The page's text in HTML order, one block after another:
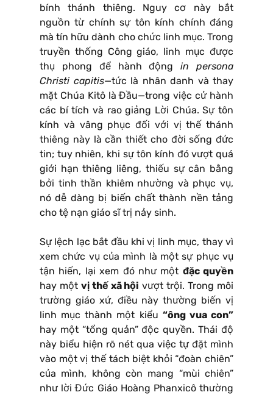
bính thánh thiêng. Nguy cơ này bắt
nguồn từ chính sự tôn kính chính đáng
mà tín hữu dành cho chức linh mục. Trong
truyền thống Công giáo, linh mục được
thụ phong để hành độngin persona
Christi capitis—tức là nhân danh và thay
mặt Chúa Kitô là Đầu—trong việc cử hành
các bí tích và rao giảng Lời Chúa. Sự tôn
kính và vâng phục đối với vị thế thánh
thiêng này là cần thiết cho đời sống đức
tin; tuy nhiên, khi sự tôn kính đó vượt quá
giới hạn thiêng liêng, thiếu sự cân bằng
bởi tinh thần khiêm nhường và phục vụ,
nó dễ dàng bị biến chất thành nền tảng
cho tệ nạn giáo sĩ trị nảy sinh.
Sự lệch lạc bắt đầu khi vị linh mục, thay vì
xem chức vụ của mình là một sự phục vụ
tận hiến, lại xem đó như một đặc quyền
hay một vị thế xã hội vượt trội. Trong môi
trường giáo xứ, điều này thường biến vị
linh mục thành một kiểu “ông vua con”
hay một “tổng quản” độc quyền. Thái độ
này biểu hiện rõ nét qua việc tự đặt mình
vào một vị thế tách biệt khỏi “đoàn chiên”
của mình, không còn mang “mùi chiên”
như lời Đức Giáo Hoàng Phanxicô thường